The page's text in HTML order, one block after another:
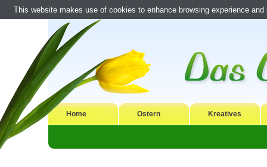
Home Ostern Kreatives
This website makes use of cookies to enhance browsing experience